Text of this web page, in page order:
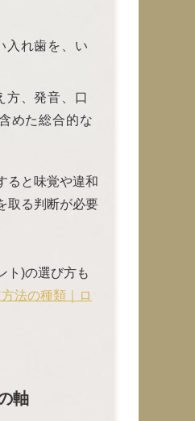
入れ歯を、い
方、発音、口
めた総合的な
ると味覚や違和
取る判断が必要
ト)の選び方も
法の種類｜ロ
軸